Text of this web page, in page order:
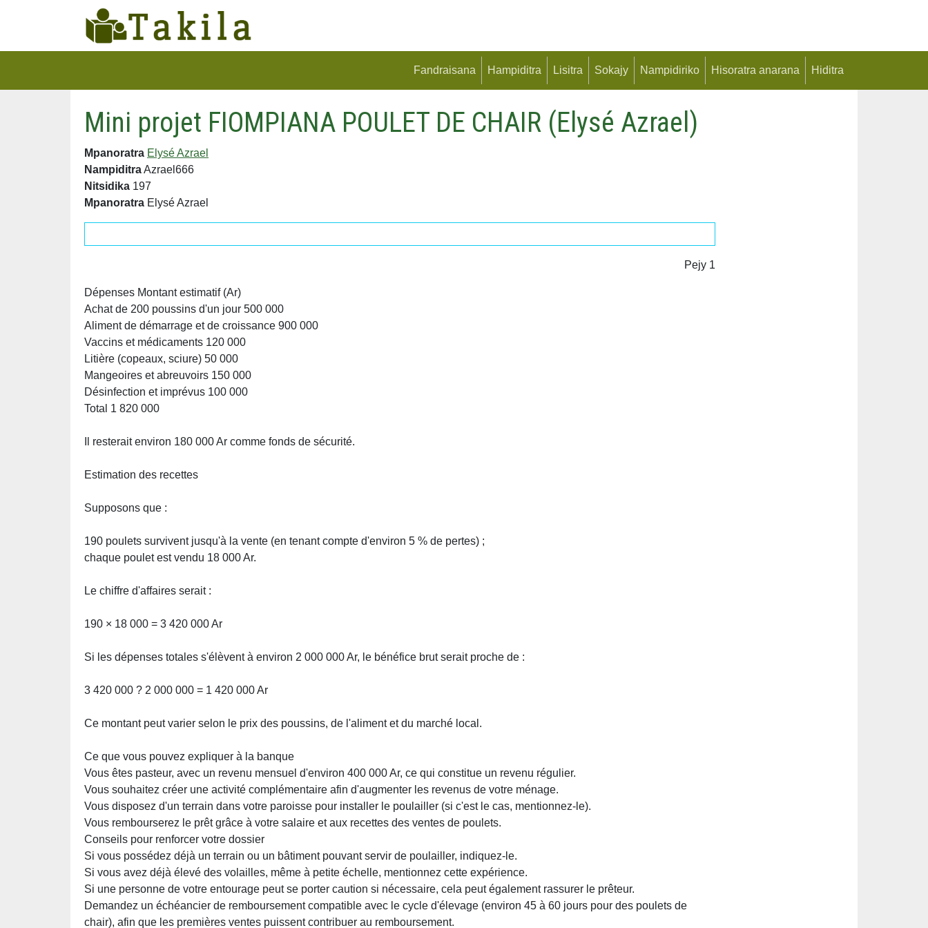
Fandraisana Hampiditra Lisitra Sokajy Nampidiriko Hisoratra anarana Hiditra
Mini projet FIOMPIANA POULET DE CHAIR (Elysé Azrael)
Mpanoratra Elysé Azrael
NampiditraAzrael666
Nitsidika 197
Mpanoratra Elysé Azrael
Pejy 1
Dépenses Montant estimatif (Ar)
Achat de 200 poussins d'un jour 500 000
Aliment de démarrage et de croissance 900 000
Vaccins et médicaments 120 000
Litière (copeaux, sciure) 50 000
Mangeoires et abreuvoirs 150 000
Désinfection et imprévus 100 000
Total 1 820 000
Il resterait environ 180 000 Ar comme fonds de sécurité.
Estimation des recettes
Supposons que :
190 poulets survivent jusqu'à la vente (en tenant compte d'environ 5 % de pertes) ;
chaque poulet est vendu 18 000 Ar.
Le chiffre d'affaires serait :
190 × 18 000 = 3 420 000 Ar
Si les dépenses totales s'élèvent à environ 2 000 000 Ar, le bénéfice brut serait proche de :
3 420 000 ? 2 000 000 = 1 420 000 Ar
Ce montant peut varier selon le prix des poussins, de l'aliment et du marché local.
Ce que vous pouvez expliquer à la banque
Vous êtes pasteur, avec un revenu mensuel d'environ 400 000 Ar, ce qui constitue un revenu régulier.
Vous souhaitez créer une activité complémentaire afin d'augmenter les revenus de votre ménage.
Vous disposez d'un terrain dans votre paroisse pour installer le poulailler (si c'est le cas, mentionnez-le).
Vous rembourserez le prêt grâce à votre salaire et aux recettes des ventes de poulets.
Conseils pour renforcer votre dossier
Si vous possédez déjà un terrain ou un bâtiment pouvant servir de poulailler, indiquez-le.
Si vous avez déjà élevé des volailles, même à petite échelle, mentionnez cette expérience.
Si une personne de votre entourage peut se porter caution si nécessaire, cela peut également rassurer le prêteur.
Demandez un échéancier de remboursement compatible avec le cycle d'élevage (environ 45 à 60 jours pour des poulets de
chair), afin que les premières ventes puissent contribuer au remboursement.